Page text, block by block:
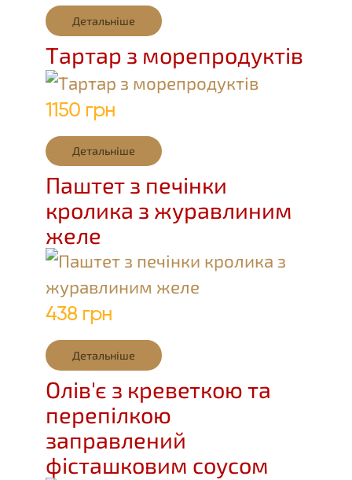
Детальніше
Тартар з морепродуктів
1150 грн
Детальніше
Паштет з печінки
кролика з журавлиним
желе
438 грн
Детальніше
Олів'є з креветкою та
перепілкою
заправлений
фісташковим соусом